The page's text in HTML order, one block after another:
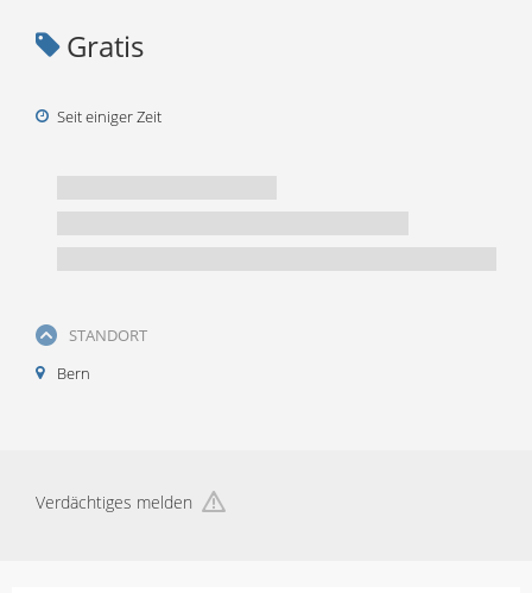
Gratis
Seit einiger Zeit
STANDORT
Bern
Verdächtiges melden